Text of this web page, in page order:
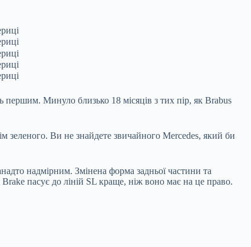
Минуло близько 18 місяців з тих пір, як Brabus
зеленого. Ви не знайдете звичайного Mercedes, який би
надмірним. Змінена форма задньої частини та
пасує до ліній SL краще, ніж воно має на це право.